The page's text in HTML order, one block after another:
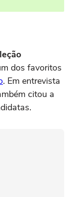
dos favoritos
. Em entrevista
citou a